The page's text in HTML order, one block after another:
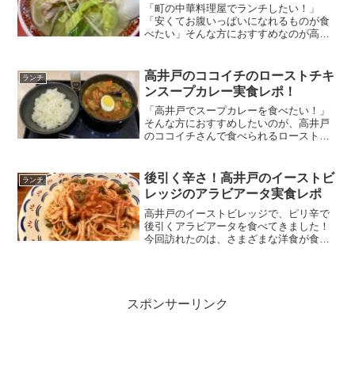
「町の中華料理屋でランチしたい！」
「安くてお腹いっぱいになれるものが食
べたい」そんな方におすすめなのが高井
類が食べられる上にお財布に優しいお値
段の、普段使いに最適なお店で...
ランチ
高井戸のココイチのローストチキ
ンスープカレー実食レポ！
「高井戸でスープカレーを食べたい！」
そんな方におすすめしたいのが、高井戸
のココイチさんで食べられるローストチ
れる一品。スパイシーでスプーンが進
み、ストレス発散もできます...
ランチ
後引く辛さ！高井戸のイーストビ
レッジのアラビアータ実食レポ
高井戸のイーストビレッジで、ピリ辛で
後引くアラビアータを食べてきました！
今回訪れたのは、さまざまな洋食が食べ
スポンサーリンク